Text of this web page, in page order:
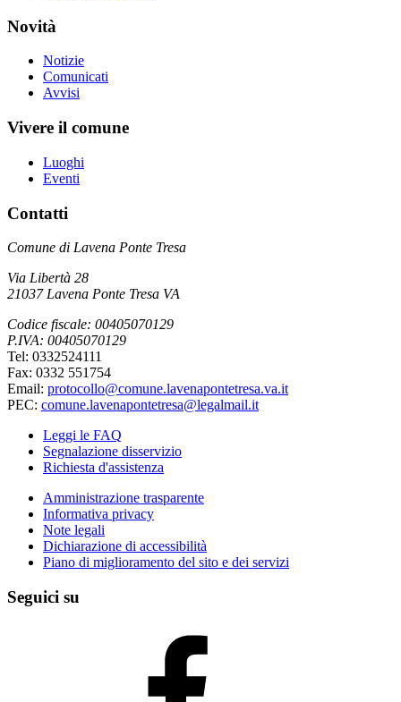
Novità
Notizie
Comunicati
Avvisi
Vivere il comune
Luoghi
Eventi
Contatti
Comune di Lavena Ponte Tresa
Via Libertà 28
21037 Lavena Ponte Tresa VA
Codice fiscale: 00405070129
P.IVA: 00405070129
Tel: 0332524111
Fax: 0332 551754
Email: protocollo@comune.lavenapontetresa.va.it
PEC: comune.lavenapontetresa@legalmail.it
Leggi le FAQ
Segnalazione disservizio
Richiesta d'assistenza
Amministrazione trasparente
Informativa privacy
Note legali
Dichiarazione di accessibilità
Piano di miglioramento del sito e dei servizi
Seguici su